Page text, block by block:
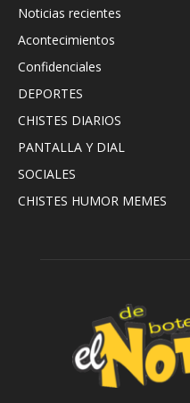
Noticias recientes
Acontecimientos
Confidenciales
DEPORTES
CHISTES DIARIOS
PANTALLA Y DIAL
SOCIALES
CHISTES HUMOR MEMES